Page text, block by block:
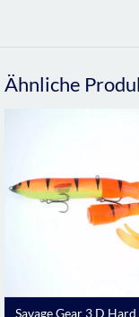
Ähnliche
Savage Gear 3 D Hard